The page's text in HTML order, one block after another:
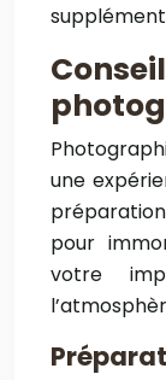
une
pour
votre